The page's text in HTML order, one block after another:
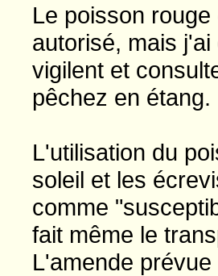
Le poisson
autorisé, mais
vigilent et
pêchez en étang.
L'utilisation du
soleil et les
comme
fait même le
L'amende